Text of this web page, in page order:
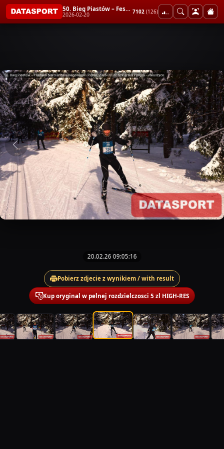
50. Bieg Piastów – Festiwal Narciarstwa Biegowego - Piątek
2026-02-20 7102 (126)
20.02.26 09:05:16
Pobierz zdjecie z wynikiem / with result
Kup oryginal w pelnej rozdzielczosci 5 zl HIGH-RES